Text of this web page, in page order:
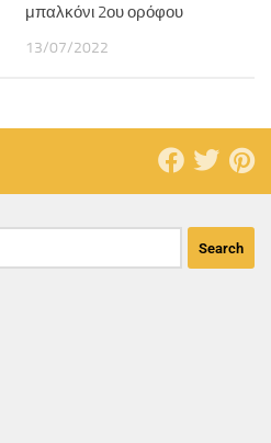
μπαλκόνι 2ου ορόφου
13/07/2022